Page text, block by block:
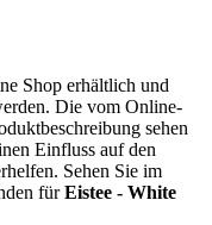
Shop erhältlich und
Die vom Online-
sehen
Einfluss auf den
Sehen Sie im
fürEistee - White